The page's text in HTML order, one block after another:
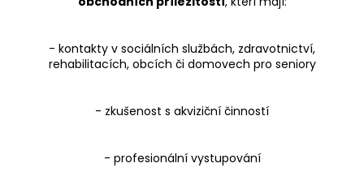
- kontakty v sociálních službách, zdravotnictví,
rehabilitacích, obcích či domovech pro seniory
- zkušenost s akviziční činností
- profesionální vystupování